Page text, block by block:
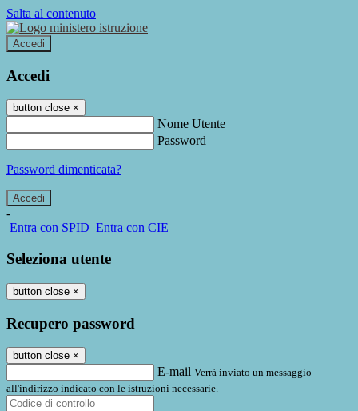
Salta al contenuto
Accedi
Accedi
button close ×
Nome Utente
Password
Password dimenticata?
-
Entra con SPID Entra con CIE
Seleziona utente
button close ×
Recupero password
button close ×
E-mail Verrà inviato un messaggio
all'indirizzo indicato con le istruzioni necessarie.